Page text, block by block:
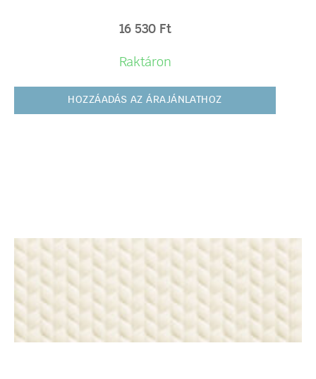
16 530 Ft
Raktáron
HOZZÁADÁS AZ ÁRAJÁNLATHOZ